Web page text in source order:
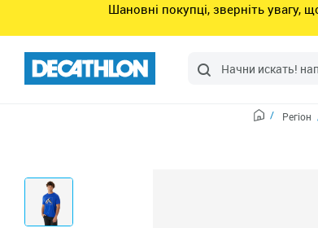
Шановні покупці, зверніть увагу,
Регіон